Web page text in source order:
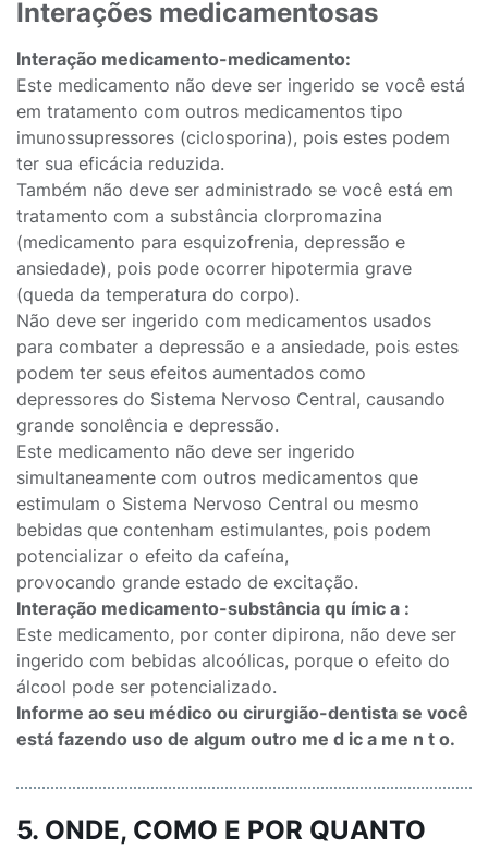
Interações medicamentosas
Interação medicamento-medicamento:
Este medicamento não deve ser ingerido se você está
em tratamento com outros medicamentos tipo
imunossupressores (ciclosporina), pois estes podem
ter sua eficácia reduzida.
Também não deve ser administrado se você está em
tratamento com a substância clorpromazina
(medicamento para esquizofrenia, depressão e
ansiedade), pois pode ocorrer hipotermia grave
(queda da temperatura do corpo).
Não deve ser ingerido com medicamentos usados
para combater a depressão e a ansiedade, pois estes
podem ter seus efeitos aumentados como
depressores do Sistema Nervoso Central, causando
grande sonolência e depressão.
Este medicamento não deve ser ingerido
simultaneamente com outros medicamentos que
estimulam o Sistema Nervoso Central ou mesmo
bebidas que contenham estimulantes, pois podem
potencializar o efeito da cafeína,
provocando grande estado de excitação.
Interação medicamento-substância qu ímic a :
Este medicamento, por conter dipirona, não deve ser
ingerido com bebidas alcoólicas, porque o efeito do
álcool pode ser potencializado.
Informe ao seu médico ou cirurgião-dentista se você
está fazendo uso de algum outro me d ic a me n t o.
5. ONDE, COMO E POR QUANTO